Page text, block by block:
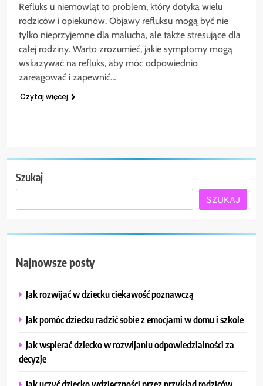
Refluks u niemowląt to problem, który dotyka wielu
rodziców i opiekunów. Objawy refluksu mogą być nie
tylko nieprzyjemne dla malucha, ale także stresujące dla
całej rodziny. Warto zrozumieć, jakie symptomy mogą
wskazywać na refluks, aby móc odpowiednio
zareagować i zapewnić…
Czytaj więcej
Szukaj
SZUKAJ
Najnowsze posty
Jak rozwijać w dziecku ciekawość poznawczą
Jak pomóc dziecku radzić sobie z emocjami w domu i szkole
Jak wspierać dziecko w rozwijaniu odpowiedzialności za
decyzje